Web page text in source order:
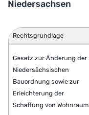
Niedersachsen
Rechtsgrundlage
Gesetz zur Änderung der
Niedersächsischen
Bauordnung sowie zur
Erleichterung der
Schaffung von Wohnraum